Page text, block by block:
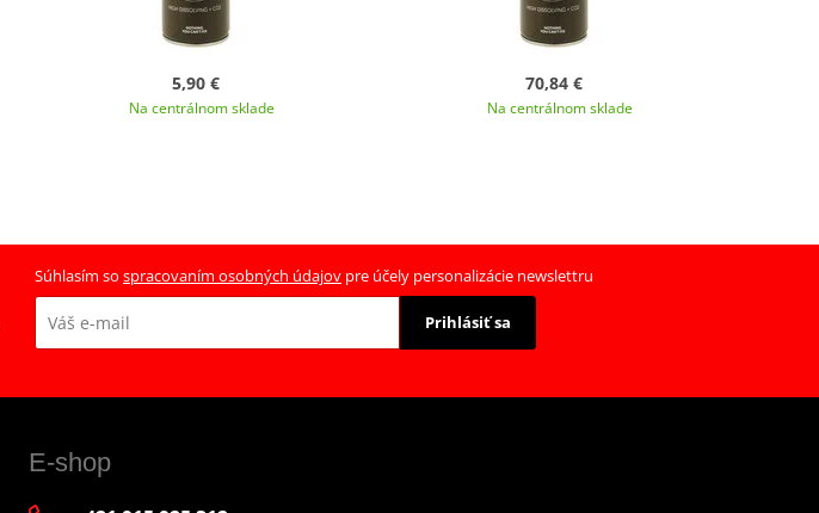
5,90 €
Na centrálnom sklade
70,84 €
Na centrálnom sklade
Súhlasím so spracovaním osobných údajov pre účely personalizácie newslettru
Prihlásiť sa
E-shop